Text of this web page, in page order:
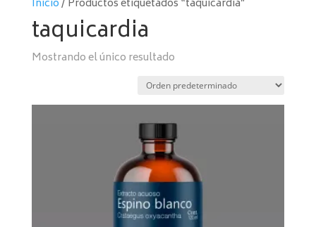
Inicio/ Productos etiquetados “taquicardia”
taquicardia
Mostrando el único resultado